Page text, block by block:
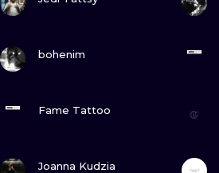
bohenim
Fame Tattoo
Joanna Kudzia